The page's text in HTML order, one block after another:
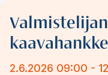
2.6.2026 09:00 -